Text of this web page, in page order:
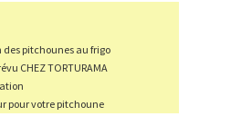
pitchounes au frigo
CHEZ TORTURAMA
pour votre pitchoune